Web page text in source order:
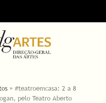
» #teatroemcasa: 2 a 8
pelo Teatro Aberto